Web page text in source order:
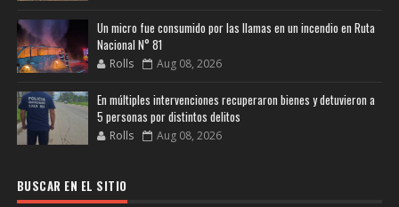
Un micro fue consumido por las llamas en un incendio en Ruta
Nacional N° 81
Rolls Aug 08, 2026
En múltiples intervenciones recuperaron bienes y detuvieron a
5 personas por distintos delitos
Rolls Aug 08, 2026
BUSCAR EN EL SITIO